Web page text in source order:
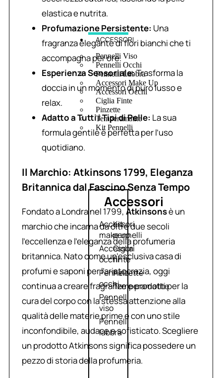
ACCESSORI
Pennelli Viso
Pennelli Occhi
Pennelli Labbra
Accessori Make Up
Accessori Occhi
Ciglia Finte
Pinzette
Temperamatite
Kit Pennelli
Accessori
Accessori
make up
Accessori
occhi
Pennelli
occhi
Pennelli
viso
Pennelli
labbra
Kit
pennelli
Ciglia
finte
Pinzette
Temperamatite
elastica e nutrita.
Profumazione Persistente: Una
fragranza elegante di fiori bianchi che ti
accompagna per ore.
Esperienza Sensoriale:Trasforma la
doccia in un momento di puro lusso e
relax.
Adatto a Tutti i Tipi di Pelle: La sua
formula gentile è perfetta per l’uso
quotidiano.
Il Marchio: Atkinsons 1799, Eleganza
Britannica dal Fascino Senza Tempo
Fondato a Londra nel 1799, Atkinsonsè un
marchio che incarna da oltre due secoli
l’eccellenza e l’eleganza della profumeria
britannica. Nato come un’esclusiva casa di
profumi e saponi per l’aristocrazia, oggi
continua a creare fragranze e prodotti per la
cura del corpo con la stessa attenzione alla
qualità delle materie prime e con uno stile
inconfondibile, audace e sofisticato. Scegliere
un prodotto Atkinsons significa possedere un
pezzo di storia della profumeria.